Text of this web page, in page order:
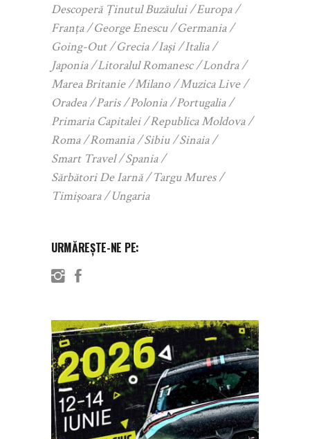
Descoperă Ținutul Buzăului
Europa
Franța
George Enescu
Germania
Going-Out
Grecia Iași
Italia
Japonia
Litoralul Romanesc
Londra
Marea Britanie
Milano
Muzica Live
Oradea
Paris Polonia
Portugalia
Primaria Capitalei
Republica Moldova
Roma
Romania Sibiu
Sinaia
Smart Travel
Spania
Sărbători De Iarnă
Targu Mures
Timișoara
Ungaria
URMĂREȘTE-NE PE: